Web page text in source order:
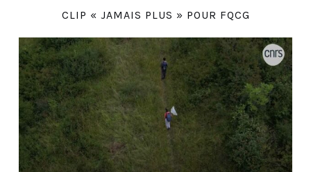
CLIP « JAMAIS PLUS » POUR FQCG